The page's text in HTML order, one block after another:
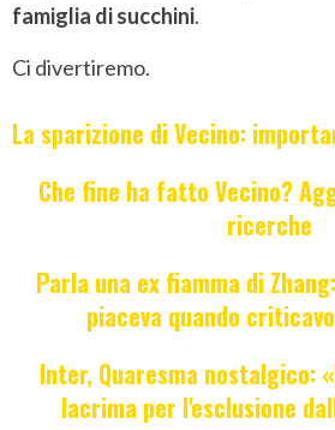
famiglia di succhini.
Ci divertiremo.
La sparizione di Vecino:
Che fine ha fatto Vecino?
ricerche
Parla una ex fiamma di
piaceva quando
Inter, Quaresma nostalgico:
lacrima per l'esclusione